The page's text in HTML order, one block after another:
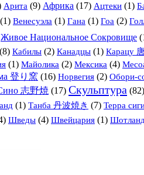
Арита (9) Африка (17) Ацтеки (1)
(1) Венесуэла (1) Гана (1) Гоа (2)
Живое Национальное Сокровище
(8) Кабилы (2) Канадцы (1) Карацу
(1) Майолика (2) Мексика (4)
登り窯 (16) Норвегия (2) Обори-
志野焼 (17) Скульптура (82)
(1) Танба 丹波焼き (7) Терра
Шведы (4) Швейцария (1)